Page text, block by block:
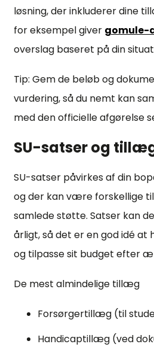
løsning, der inkluderer dine
for eksempel giver gomule-
overslag baseret på din
Tip: Gem de beløb og
vurdering, så du nemt kan
med den officielle afgørelse
SU-satser og
SU-satser påvirkes af din
og der kan være forskellige
samlede støtte. Satser kan
årligt, så det er en god idé at
og tilpasse sit budget efter
De mest almindelige tillæg
Forsørgertillæg (til
Handicaptillæg (ved